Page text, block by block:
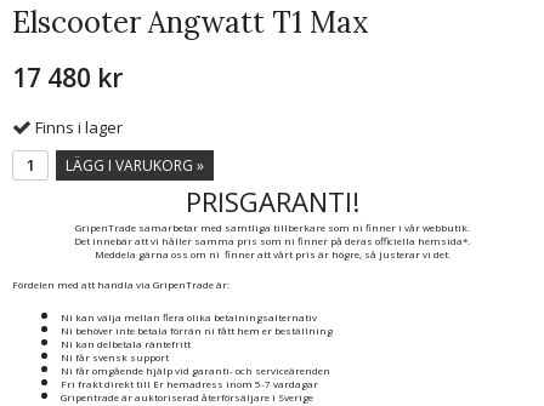
Elscooter Angwatt T1 Max
17 480 kr
Finns i lager
LÄGG I VARUKORG »
PRISGARANTI!
GripenTrade samarbetar med samtliga tillberkare som ni finner i vår webbutik.
Det innebär att vi håller samma pris som ni finner på deras officiella hemsida*.
Meddela gärna oss om ni finner att vårt pris är högre, så justerar vi det.
Fördelen med att handla via GripenTrade är:
Ni kan välja mellan flera olika betalningsalternativ
Ni behöver inte betala förrän ni fått hem er beställning
Ni kan delbetala räntefritt
Ni får svensk support
Ni får omgående hjälp vid garanti- och serviceärenden
Fri frakt direkt till Er hemadress inom 5-7 vardagar
Gripentrade är auktoriserad återförsäljare i Sverige